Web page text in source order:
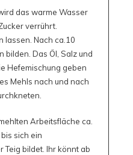
das warme Wasser
verrührt.
lassen. Nach ca.10
bilden. Das Öl, Salz und
Hefemischung geben
Mehls nach und nach
Arbeitsfläche ca.
sich ein
Teig bildet. Ihr könnt ab